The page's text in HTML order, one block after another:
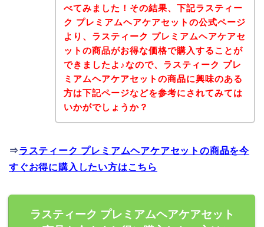
べてみました！その結果、下記ラスティー
ク プレミアムヘアケアセットの公式ページ
より、ラスティーク プレミアムヘアケアセ
ットの商品がお得な価格で購入することが
できましたよ♪なので、ラスティーク プレ
ミアムヘアケアセットの商品に興味のある
方は下記ページなどを参考にされてみては
いかがでしょうか？
⇒ラスティーク プレミアムヘアケアセットの商品を今
すぐお得に購入したい方はこちら
ラスティーク プレミアムヘアケアセット